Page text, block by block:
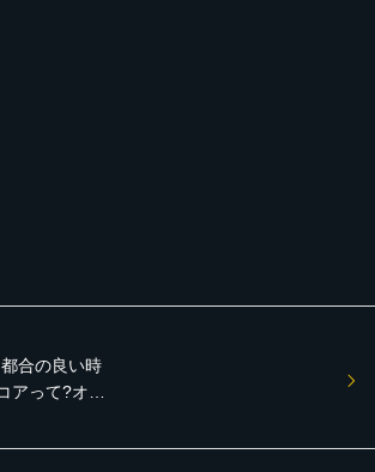
合の良い時
アって?オレ
vinyl レ